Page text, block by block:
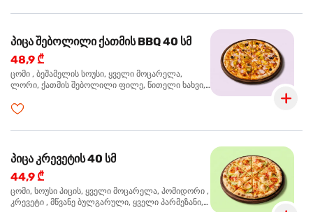
პიცა შებოლილი ქათმის BBQ 40 სმ
48,9 ₾
ცომი , ბეშამელის სოუსი, ყველი მოცარელა,
ლორი, ქათმის შებოლილი ფილე, წითელი ხახვი,
ხალაპენიო, ორეგანო
პიცა კრევეტის 40 სმ
44,9 ₾
ცომი, სოუსი პიცის, ყველი მოცარელა, პომიდორი ,
კრევეტი , მწვანე ბულგარული, ყველი პარმეზანი,